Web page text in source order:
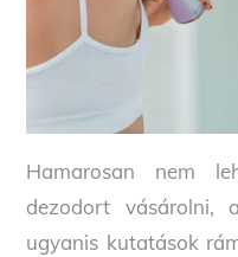
Hamarosan nem
dezodort vásárolni,
ugyanis kutatások